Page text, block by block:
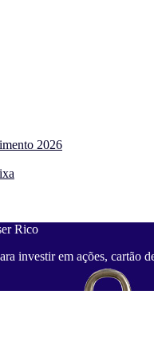
2026
Rico
investir em ações, cartão